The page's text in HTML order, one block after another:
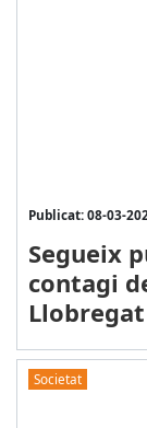
Publicat: 08-03-
Segueix
contagi
Llobregat
Societat